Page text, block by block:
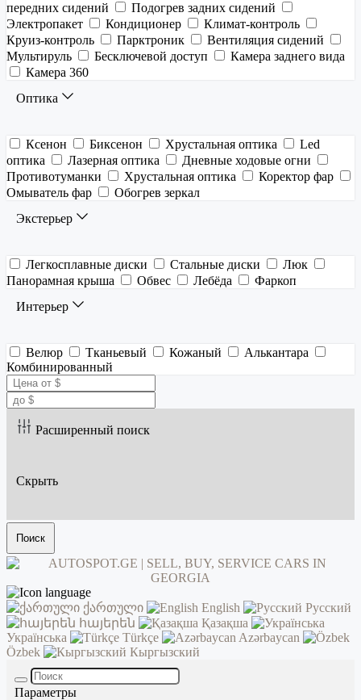
передних сидений
Подогрев задних сидений
Электропакет
Кондиционер
Климат-контроль
Круиз-контроль
Парктроник
Вентиляция сидений
Мультируль
Бесключевой доступ
Камера заднего вида
Камера 360
Оптика
Ксенон Биксенон Хрустальная оптика
Led
оптика
Лазерная оптика
Дневные ходовые огни
Противотуманки
Хрустальная оптика
Коректор фар
Омыватель фар
Обогрев зеркал
Экстерьер
Легкосплавные диски Стальные диски
Люк
Панорамная крыша
Обвес Лебёда
Фаркоп
Интерьер
Велюр Тканьевый Кожаный
Алькантара
Комбинированный
Расширенный поиск
Скрыть
Поиск
ქართული English
Русский
հայերեն
Қазақша
Українська
Türkçe
Azərbaycan
Özbek
Кыргызский
Параметры